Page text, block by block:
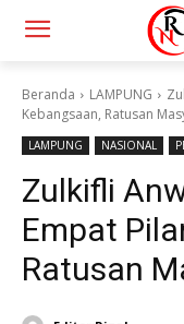
Beranda LAMPUNG
Kebangsaan, Ratusan
LAMPUNG NASIONAL
Zulkifli
Empat
Ratusan